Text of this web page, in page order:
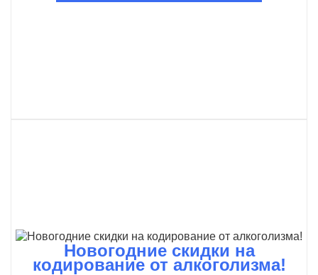
Новогодние скидки на
кодирование от алкоголизма!